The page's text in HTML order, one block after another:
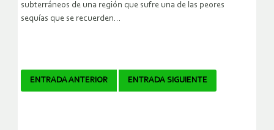
subterráneos de una región que sufre una de las peores
sequías que se recuerden…
Navegador
ENTRADA ANTERIOR ENTRADA SIGUIENTE